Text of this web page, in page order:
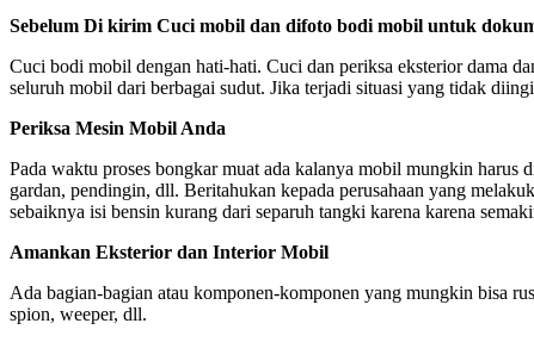
Sebelum Di kirim Cuci mobil dan difoto bodi mobil untuk
Cuci bodi mobil dengan hati-hati. Cuci dan periksa eksterior dama
seluruh mobil dari berbagai sudut. Jika terjadi situasi yang tidak
Periksa Mesin Mobil Anda
Pada waktu proses bongkar muat ada kalanya mobil mungkin
gardan, pendingin, dll. Beritahukan kepada perusahaan yang
sebaiknya isi bensin kurang dari separuh tangki karena karena
Amankan Eksterior dan Interior Mobil
Ada bagian-bagian atau komponen-komponen yang mungkin bisa
spion, weeper, dll.